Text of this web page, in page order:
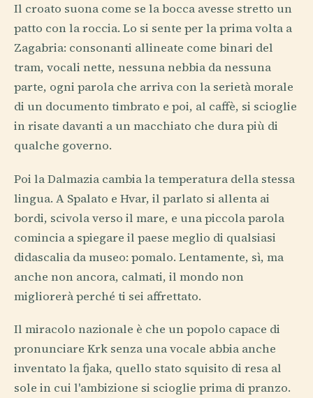
Il croato suona come se la bocca avesse stretto un
patto con la roccia. Lo si sente per la prima volta a
Zagabria: consonanti allineate come binari del
tram, vocali nette, nessuna nebbia da nessuna
parte, ogni parola che arriva con la serietà morale
di un documento timbrato e poi, al caffè, si scioglie
in risate davanti a un macchiato che dura più di
qualche governo.
Poi la Dalmazia cambia la temperatura della stessa
lingua. A Spalato e Hvar, il parlato si allenta ai
bordi, scivola verso il mare, e una piccola parola
comincia a spiegare il paese meglio di qualsiasi
didascalia da museo: pomalo. Lentamente, sì, ma
anche non ancora, calmati, il mondo non
migliorerà perché ti sei affrettato.
Il miracolo nazionale è che un popolo capace di
pronunciare Krk senza una vocale abbia anche
inventato la fjaka, quello stato squisito di resa al
sole in cui l'ambizione si scioglie prima di pranzo.